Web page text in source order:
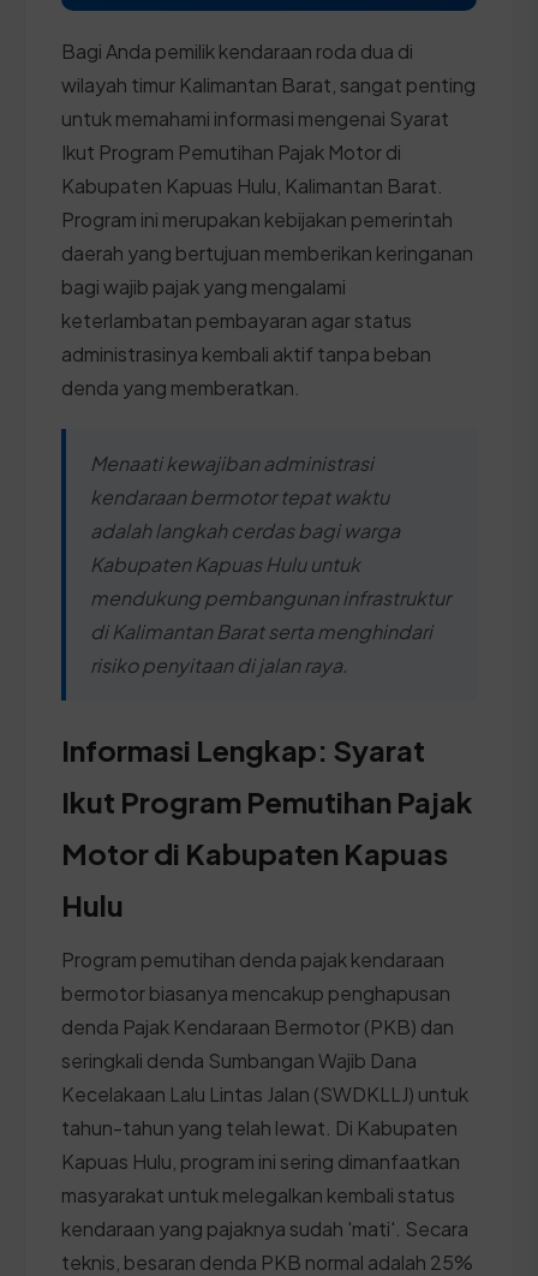
Bagi Anda pemilik kendaraan roda dua di
wilayah timur Kalimantan Barat, sangat penting
untuk memahami informasi mengenai Syarat
Ikut Program Pemutihan Pajak Motor di
Kabupaten Kapuas Hulu, Kalimantan Barat.
Program ini merupakan kebijakan pemerintah
daerah yang bertujuan memberikan keringanan
bagi wajib pajak yang mengalami
keterlambatan pembayaran agar status
administrasinya kembali aktif tanpa beban
denda yang memberatkan.
Menaati kewajiban administrasi
kendaraan bermotor tepat waktu
adalah langkah cerdas bagi warga
Kabupaten Kapuas Hulu untuk
mendukung pembangunan infrastruktur
di Kalimantan Barat serta menghindari
risiko penyitaan di jalan raya.
Informasi Lengkap: Syarat
Ikut Program Pemutihan Pajak
Motor di Kabupaten Kapuas
Hulu
Program pemutihan denda pajak kendaraan
bermotor biasanya mencakup penghapusan
denda Pajak Kendaraan Bermotor (PKB) dan
seringkali denda Sumbangan Wajib Dana
Kecelakaan Lalu Lintas Jalan (SWDKLLJ) untuk
tahun-tahun yang telah lewat. Di Kabupaten
Kapuas Hulu, program ini sering dimanfaatkan
masyarakat untuk melegalkan kembali status
kendaraan yang pajaknya sudah 'mati'. Secara
teknis, besaran denda PKB normal adalah 25%